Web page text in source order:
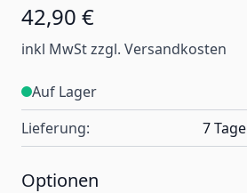
Ab:
42,90 €
inkl MwSt zzgl. Versandkosten
Auf Lager
Lieferung:
7 Tage
Optionen